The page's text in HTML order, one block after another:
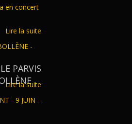
en concert
Lire la suite
-
PARVIS
Lire la suite
- 9 JUIN -